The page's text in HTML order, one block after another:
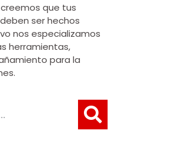
creemos que tus
ser hechos
nos especializamos
herramientas,
para la